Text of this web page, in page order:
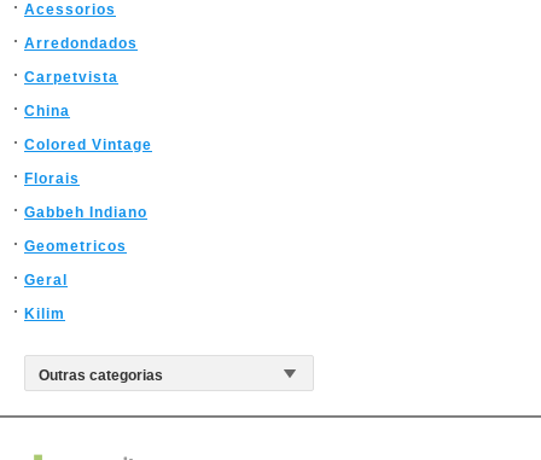
Acessorios
Arredondados
Carpetvista
China
Colored Vintage
Florais
Gabbeh Indiano
Geometricos
Geral
Kilim